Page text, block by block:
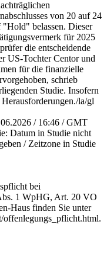
von 20 auf 24
"Hold" belassen. Dieser
für 2025
die entscheidende
US-Tochter Centor und
für die finanzielle
schrieb
Studie. Insofern
la/gl
/ 16:46 / GMT
Datum in Studie nicht
/ Zeitzone in Studie
bei
1 WpHG, Art. 20 VO
Haus finden Sie unter